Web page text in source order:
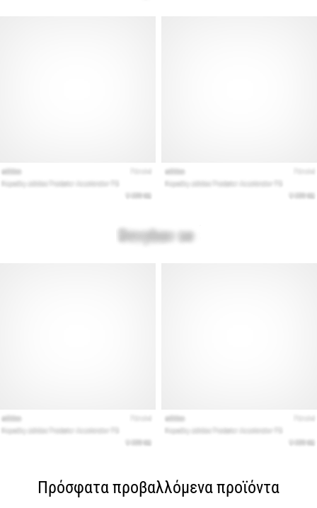
Πρόσφατα προβαλλόμενα προϊόντα